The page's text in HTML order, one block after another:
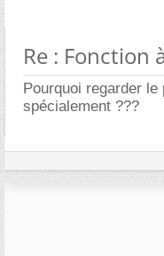
Re : Fonction
Pourquoi regarder
spécialement ???